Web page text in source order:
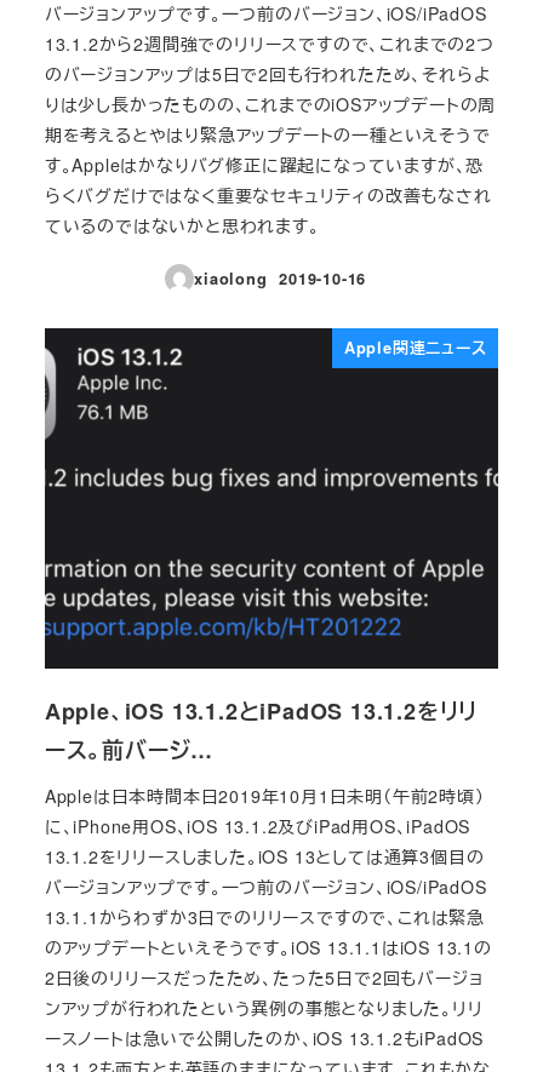
バージョンアップです。一つ前のバージョン、iOS/iPadOS
13.1.2から2週間強でのリリースですので、これまでの2つ
のバージョンアップは5日で2回も行われたため、それらよ
りは少し長かったものの、これまでのiOSアップデートの周
期を考えるとやはり緊急アップデートの一種といえそうで
す。Appleはかなりバグ修正に躍起になっていますが、恐
らくバグだけではなく重要なセキュリティの改善もなされ
ているのではないかと思われます。
xiaolong
投稿日
2019-10-16
Apple関連ニュース
Apple、iOS 13.1.2とiPadOS 13.1.2をリリ
ース。前バージ…
Appleは日本時間本日2019年10月1日未明（午前2時頃）
に、iPhone用OS、iOS 13.1.2及びiPad用OS、iPadOS
13.1.2をリリースしました。iOS 13としては通算3個目の
バージョンアップです。一つ前のバージョン、iOS/iPadOS
13.1.1からわずか3日でのリリースですので、これは緊急
のアップデートといえそうです。iOS 13.1.1はiOS 13.1の
2日後のリリースだったため、たった5日で2回もバージョ
ンアップが行われたという異例の事態となりました。リリ
ースノートは急いで公開したのか、iOS 13.1.2もiPadOS